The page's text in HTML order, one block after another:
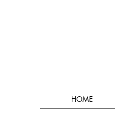
HOME